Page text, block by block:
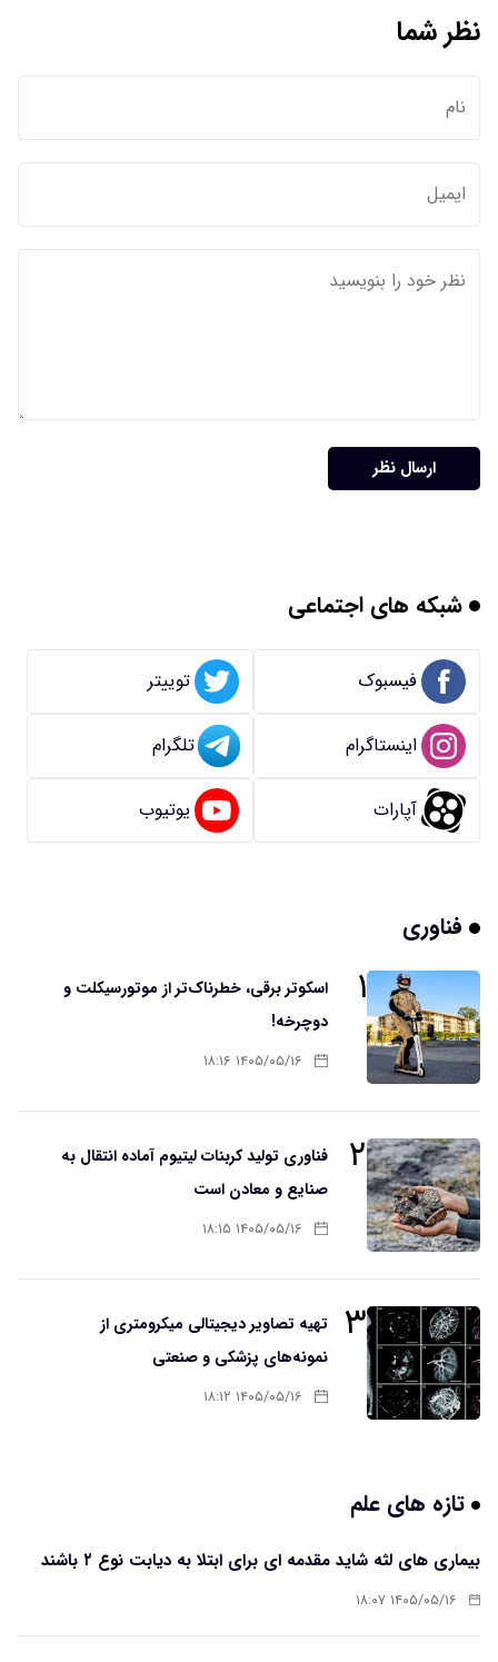
نظر شما
ارسال نظر
شبکه های اجتماعی
فیسبوک توییتر
اینستاگرام تلگرام
آپارات یوتیوب
فناوری
۱
اسکوتر برقی، خطرناک‌تر از موتورسیکلت و
دوچرخه!
۱۴۰۵/۰۵/۱۶ ۱۸:۱۶
۲
فناوری تولید کربنات لیتیوم آماده انتقال به
صنایع و معادن است
۱۴۰۵/۰۵/۱۶ ۱۸:۱۵
۳
تهیه تصاویر دیجیتالی میکرومتری از
نمونه‌های پزشکی و صنعتی
۱۴۰۵/۰۵/۱۶ ۱۸:۱۲
تازه های علم
بیماری های لثه شاید مقدمه ای برای ابتلا به دیابت نوع ۲ باشند
۱۴۰۵/۰۵/۱۶ ۱۸:۰۷